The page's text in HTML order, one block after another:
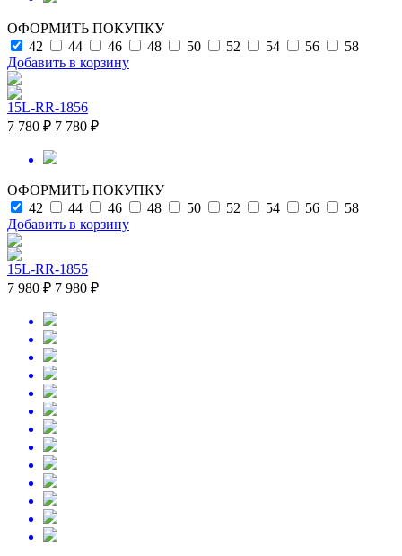
ОФОРМИТЬ ПОКУПКУ
42
44 46 48 50 52 54 56
58
Добавить в корзину
15L-RR-1856
7 780 ₽ 7 780 ₽
ОФОРМИТЬ ПОКУПКУ
42
44 46 48 50 52 54 56
58
Добавить в корзину
15L-RR-1855
7 980 ₽ 7 980 ₽